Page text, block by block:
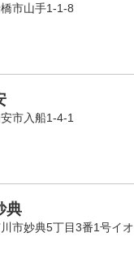
市山手1-1-8
市入船1-4-1
典
市妙典5丁目3番1号イ